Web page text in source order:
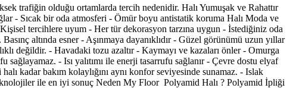
trafiğin olduğu ortamlarda tercih nedenidir. Halı Yumuşak ve Rahattır
- Sıcak bir oda atmosferi - Ömür boyu antistatik koruma Halı Moda ve
Kişisel tercihlere uyum - Her tür dekorasyon tarzına uygun - İstediğiniz oda
altında esner - Aşınmaya dayanıklıdır - Güzel görünümü uzun yıllar
değildir. - Havadaki tozu azaltır - Kaymayı ve kazaları önler - Omurga
- Isı yalıtımı ile enerji tasarrufu sağlanır - Çevre dostu elyaf
kadar bakım kolaylığını aynı konfor seviyesinde sunamaz. - Islak
ile en iyi sonuç Neden My Floor Polyamid Halı ? Polyamid İpliği